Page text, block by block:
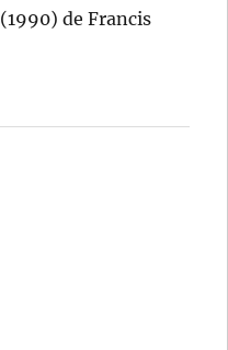
(1990) de Francis